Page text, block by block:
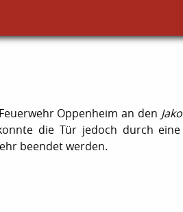
Oppenheim an den
die Tür jedoch durch
beendet werden.